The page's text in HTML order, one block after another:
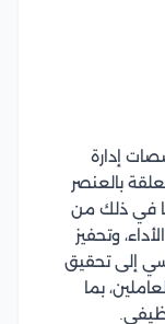
إدارة
بالعنصر
في ذلك من
وتحفيز
إلى تحقيق
بما